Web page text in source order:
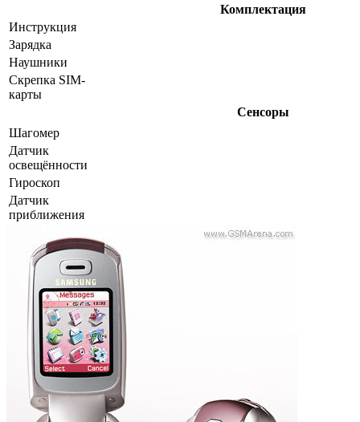
Комплектация
Инструкция
Зарядка
Наушники
Скрепка SIM-
карты
Сенсоры
Шагомер
Датчик
освещённости
Гироскоп
Датчик
приближения